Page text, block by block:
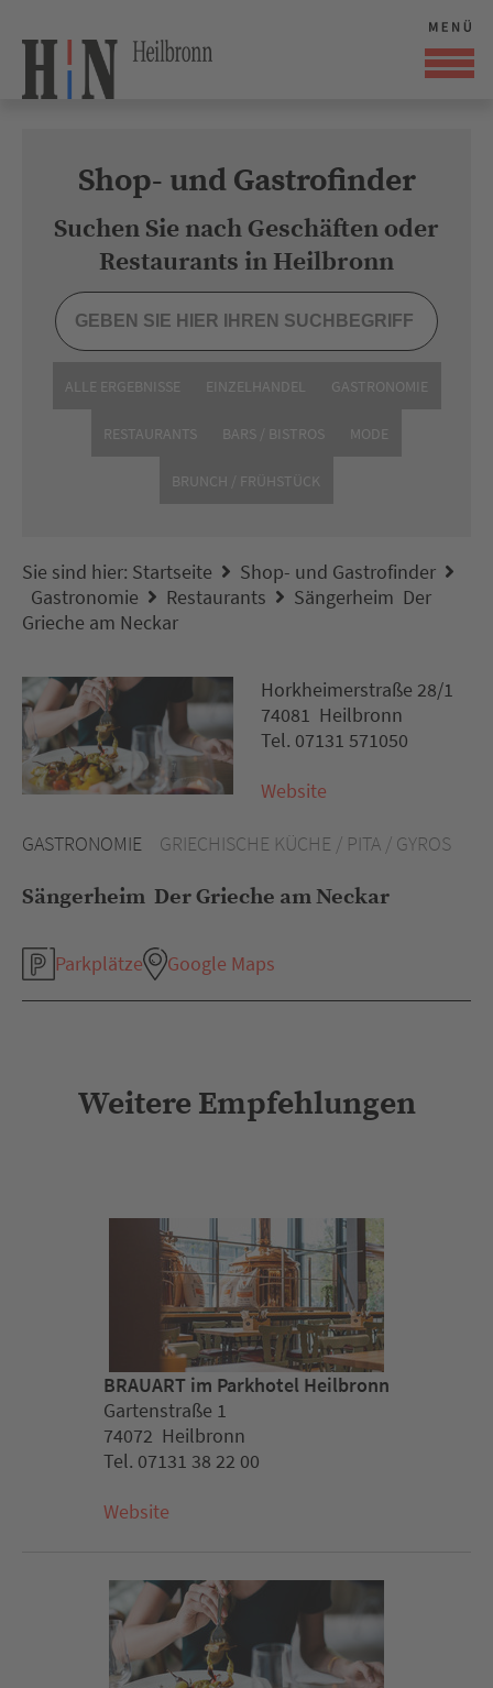
Shop- und Gastrofinder
Suchen Sie nach Geschäften oder
Restaurants in Heilbronn
ALLE ERGEBNISSE EINZELHANDEL GASTRONOMIE
RESTAURANTS BARS / BISTROS MODE
BRUNCH / FRÜHSTÜCK
Sie sind hier: Startseite
Shop- und Gastrofinder
Gastronomie
Restaurants
Sängerheim  Der
Grieche am Neckar
GASTRONOMIE GRIECHISCHE KÜCHE / PITA / GYROS
Sängerheim  Der Grieche am Neckar
Parkplätze Google Maps
Horkheimerstraße 28/1
74081 Heilbronn
Tel. 07131 571050
Website
Weitere Empfehlungen
BRAUART im Parkhotel Heilbronn
Gartenstraße 1
74072 Heilbronn
Tel. 07131 38 22 00
Website